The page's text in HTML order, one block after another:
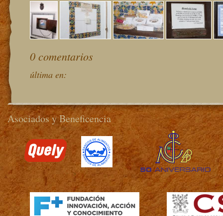
0 comentarios
última en:
Asociados y Beneficencia
>